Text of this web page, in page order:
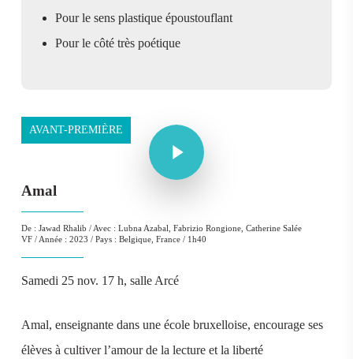
Pour le sens plastique époustouflant
Pour le côté très poétique
AVANT-PREMIÈRE Play Video
Amal
De : Jawad Rhalib / Avec : Lubna Azabal, Fabrizio Rongione, Catherine Salée
VF / Année : 2023 / Pays : Belgique, France / 1h40
Samedi 25 nov. 17 h, salle Arcé
Amal, enseignante dans une école bruxelloise, encourage ses
élèves à cultiver l’amour de la lecture et la liberté